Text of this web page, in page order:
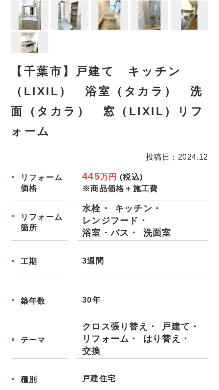
【千葉市】戸建て キッチン
（LIXIL） 浴室（タカラ） 洗
面（タカラ） 窓（LIXIL）リフ
ォーム
投稿日：2024.12
リフォーム
価格
445万円 (税込)
※商品価格＋施工費
リフォーム
箇所
水栓
キッチン
レンジフード
浴室・バス
洗面室
工期 3週間
築年数 30年
テーマ
クロス張り替え
戸建て
リフォーム
はり替え
交換
種別 戸建住宅